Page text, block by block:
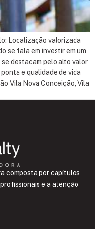
Localização valorizada
se fala em investir em um
se destacam pelo alto valor
e qualidade de vida
Vila Nova Conceição, Vila
composta por capítulos
e a atenção